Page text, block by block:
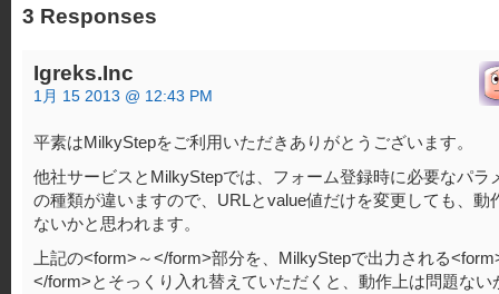
3 Responses
Igreks.Inc
1月 15 2013 @ 12:43 PM
平素はMilkyStepをご利用いただきありがとうございます。
他社サービスとMilkyStepでは、フォーム登録時に必要なパラ
の種類が違いますので、URLとvalue値だけを変更しても、動
ないかと思われます。
上記の<form>～</form>部分を、MilkyStepで出力される
</form>とそっくり入れ替えていただくと、動作上は問題ない